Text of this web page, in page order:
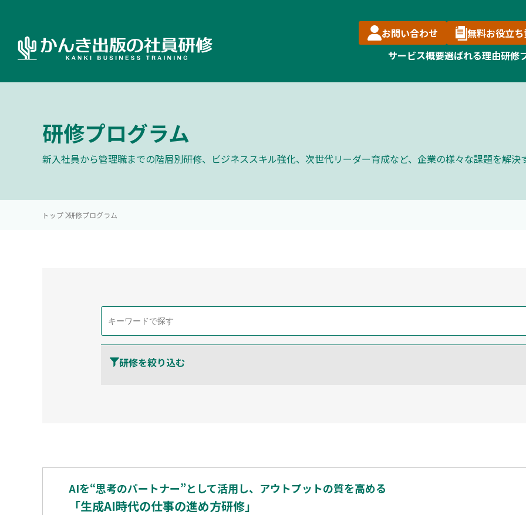
お問い合わせ
無料お役立
サービス概要選ばれる理由研修
研修プログラム
新入社員から管理職までの階層別研修、ビジネススキル強化、次世代リーダー育成など、企業の様々な課題を解決
トップ 研修プログラム
研修を絞り込む
AIを“思考のパートナー”として活用し、アウトプットの質を高める
「生成AI時代の仕事の進め方研修」